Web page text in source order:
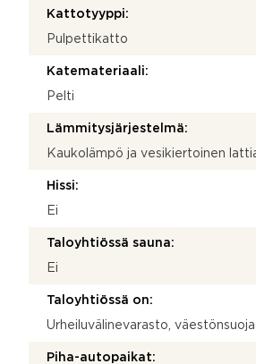
Kattotyyppi:
Pulpettikatto
Katemateriaali:
Pelti
Lämmitysjärjestelmä:
Kaukolämpö ja vesikiertoinen
Hissi:
Ei
Taloyhtiössä sauna:
Ei
Taloyhtiössä on:
Urheiluvälinevarasto,
Piha-autopaikat: